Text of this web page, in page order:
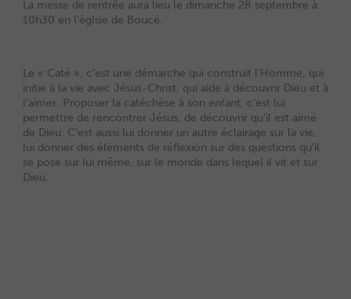
La messe de rentrée aura lieu le dimanche 28 septembre à
10h30 en l’église de Boucé.
Le « Caté », c’est une démarche qui construit l’Homme, qui
initie à la vie avec Jésus-Christ, qui aide à découvrir Dieu et à
l’aimer. Proposer la catéchèse à son enfant, c’est lui
permettre de rencontrer Jésus, de découvrir qu’il est aimé
de Dieu. C’est aussi lui donner un autre éclairage sur la vie,
lui donner des éléments de réflexion sur des questions qu’il
se pose sur lui même, sur le monde dans lequel il vit et sur
Dieu.